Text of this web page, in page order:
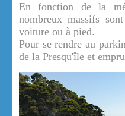
En fonction de la
nombreux massifs
voiture ou à pied.
Pour se rendre au
de la Presqu'île et